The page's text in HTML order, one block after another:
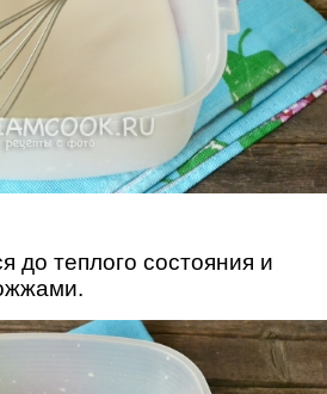
до теплого состояния и